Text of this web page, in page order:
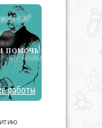
помочь!
работы